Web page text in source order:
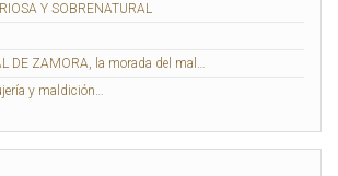
Y SOBRENATURAL
DE ZAMORA, la morada del mal…
y maldición…